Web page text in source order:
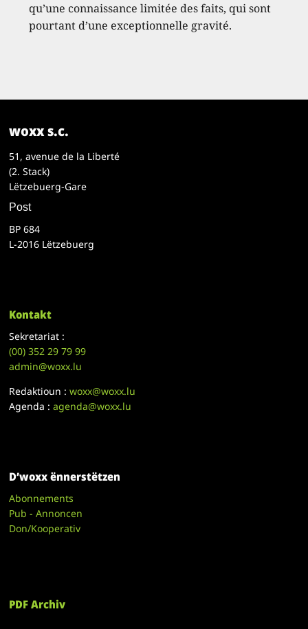
qu’une connaissance limitée des faits, qui sont
pourtant d’une exceptionnelle gravité.
woxx s.c.
51, avenue de la Liberté
(2. Stack)
Lëtzebuerg-Gare
Post
BP 684
L-2016 Lëtzebuerg
Kontakt
Sekretariat :
(00)352 29 79 99
admin@woxx.lu
Redaktioun :woxx@woxx.lu
Agenda :agenda@woxx.lu
D’woxx ënnerstëtzen
Abonnements
Pub - Annoncen
Don/Kooperativ
PDF Archiv